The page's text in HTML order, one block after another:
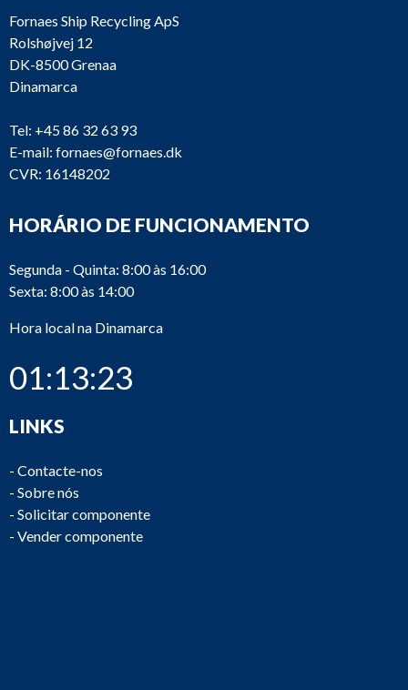
Fornaes Ship Recycling ApS
Rolshøjvej 12
DK-8500 Grenaa
Dinamarca
Tel: +45 86 32 63 93
E-mail: fornaes@fornaes.dk
CVR: 16148202
HORÁRIO DE FUNCIONAMENTO
Segunda - Quinta: 8:00 às 16:00
Sexta: 8:00 às 14:00
Hora local na Dinamarca
01:13:23
LINKS
- Contacte-nos
- Sobre nós
- Solicitar componente
- Vender componente